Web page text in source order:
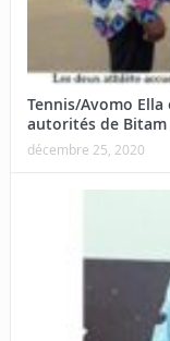
Tennis/Avomo
autorités de Bitam
décembre 25, 2020